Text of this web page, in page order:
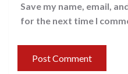
Save my name, email,
for the next time I